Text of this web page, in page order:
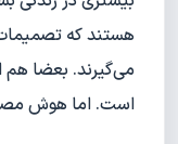
هستند که
می‌گیرند. بعضا هم
است. اما هوش